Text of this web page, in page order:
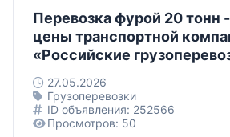
Перевозка фурой 20 тонн
цены транспортной
«Российские
27.05.2026
Грузоперевозки
ID объявления: 252566
Просмотров: 50